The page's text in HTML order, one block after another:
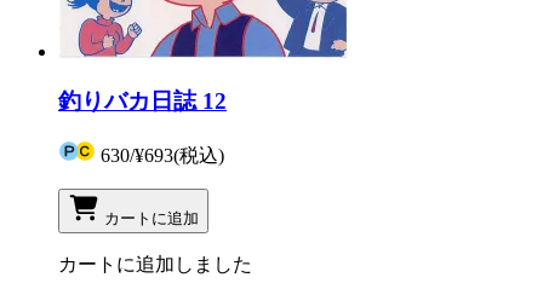
釣りバカ日誌 12
630/¥693(税込)
カートに追加
カートに追加しました